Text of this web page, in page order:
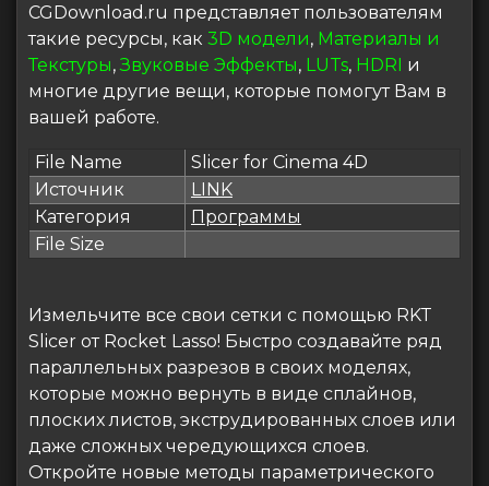
CGDownload.ru представляет пользователям
такие ресурсы, как 3D модели, Материалы и
Текстуры,Звуковые Эффекты, LUTs, HDRI и
многие другие вещи, которые помогут Вам в
вашей работе.
File Name
Slicer for Cinema 4D
Источник
LINK
Категория
Программы
File Size
Измельчите все свои сетки с помощью RKT
Slicer от Rocket Lasso! Быстро создавайте ряд
параллельных разрезов в своих моделях,
которые можно вернуть в виде сплайнов,
плоских листов, экструдированных слоев или
даже сложных чередующихся слоев.
Откройте новые методы параметрического